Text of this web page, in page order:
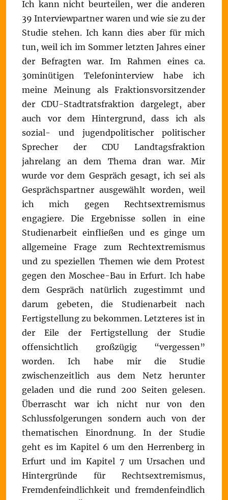
Ich kann nicht beurteilen, wer die anderen
39 Interviewpartner waren und wie sie zu der
Studie stehen. Ich kann dies aber für mich
tun, weil ich im Sommer letzten Jahres einer
der Befragten war. Im Rahmen eines ca.
30minütigen Telefoninterview habe ich
meine Meinung als Fraktionsvorsitzender
der CDU-Stadtratsfraktion dargelegt, aber
auch vor dem Hintergrund, dass ich als
sozial- und jugendpolitischer politischer
Sprecher der CDU Landtagsfraktion
jahrelang an dem Thema dran war. Mir
wurde vor dem Gespräch gesagt, ich sei als
Gesprächspartner ausgewählt worden, weil
ich mich gegen Rechtsextremismus
engagiere. Die Ergebnisse sollen in eine
Studienarbeit einfließen und es ginge um
allgemeine Frage zum Rechtextremismus
und zu speziellen Themen wie dem Protest
gegen den Moschee-Bau in Erfurt. Ich habe
dem Gespräch natürlich zugestimmt und
darum gebeten, die Studienarbeit nach
Fertigstellung zu bekommen. Letzteres ist in
der Eile der Fertigstellung der Studie
offensichtlich großzügig “vergessen”
worden. Ich habe mir die Studie
zwischenzeitlich aus dem Netz herunter
geladen und die rund 200 Seiten gelesen.
Überrascht war ich nicht nur von den
Schlussfolgerungen sondern auch von der
thematischen Einordnung. In der Studie
geht es im Kapitel 6 um den Herrenberg in
Erfurt und im Kapitel 7 um Ursachen und
Hintergründe für Rechtsextremismus,
Fremdenfeindlichkeit und fremdenfeindlich